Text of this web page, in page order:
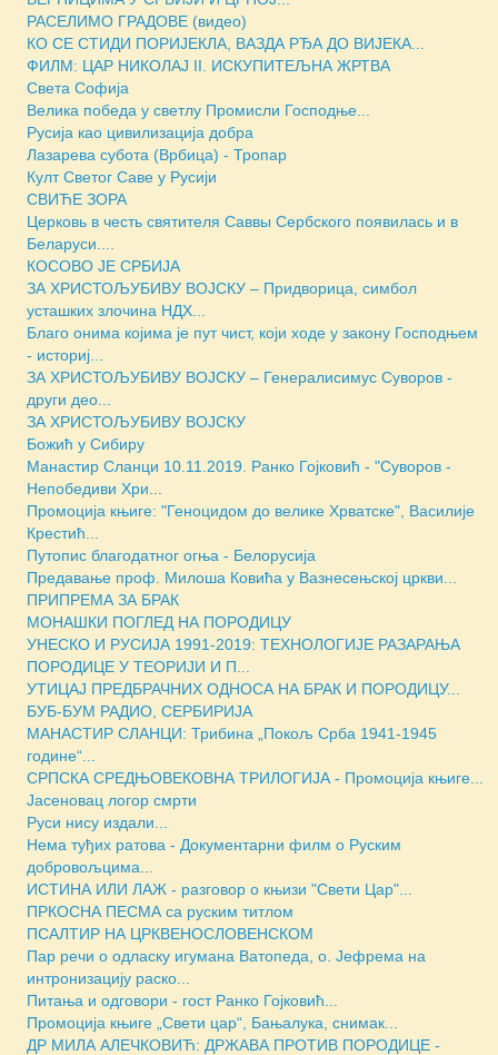
РАСЕЛИМО ГРАДОВЕ (видео)
КО СЕ СТИДИ ПОРИЈЕКЛА, ВАЗДА РЂА ДО ВИЈЕКА...
ФИЛМ: ЦАР НИКОЛАЈ II. ИСКУПИТЕЉНА ЖРТВА
Света Софиja
Велика победа у светлу Промисли Господње...
Русија као цивилизација добра
Лазарева субота (Врбица) - Тропар
Култ Светог Саве у Русији
СВИЋЕ ЗОРА
Церковь в честь святителя Саввы Сербского появилась и в
Беларуси....
КОСОВО ЈЕ СРБИЈА
ЗА ХРИСТОЉУБИВУ ВОЈСКУ – Придворица, симбол
усташких злочина НДХ...
Благо онима којима је пут чист, који ходе у закону Господњем
- историј...
ЗА ХРИСТОЉУБИВУ ВОЈСКУ – Генералисимус Суворов -
други део...
ЗА ХРИСТОЉУБИВУ ВОЈСКУ
Божић у Сибиру
Манастир Сланци 10.11.2019. Ранко Гојковић - "Суворов -
Непобедиви Хри...
Промоција књиге: "Геноцидом до велике Хрватске", Василије
Крестић...
Путопис благодатног огња - Белорусија
Предавање проф. Милоша Ковића у Вазнесењској цркви...
ПРИПРЕМА ЗА БРАК
МОНАШКИ ПОГЛЕД НА ПОРОДИЦУ
УНЕСКО И РУСИЈА 1991-2019: ТЕХНОЛОГИЈЕ РАЗАРАЊА
ПОРОДИЦЕ У ТЕОРИЈИ И П...
УТИЦАЈ ПРЕДБРАЧНИХ ОДНОСА НА БРАК И ПОРОДИЦУ...
БУБ-БУМ РАДИО, СЕРБИРИЈА
МАНАСТИР СЛАНЦИ: Трибина „Покољ Срба 1941-1945
године“...
СРПСКА СРЕДЊОВЕКОВНА ТРИЛОГИЈА - Промоција књиге...
Јасеновац логор смрти
Руси нису издали...
Нема туђих ратова - Документарни филм о Руским
добровољцима...
ИСТИНА ИЛИ ЛАЖ - разговор о књизи "Свети Цар"...
ПРКОСНА ПЕСМА са руским титлом
ПСАЛТИР НА ЦРКВЕНОСЛОВЕНСКОМ
Пар речи о одласку игумана Ватопеда, о. Јефрема на
интронизацију раско...
Питања и одговори - гост Ранко Гојковић...
Промоција књиге „Свети цар“, Бањалука, снимак...
ДР МИЛА АЛЕЧКОВИЋ: ДРЖАВА ПРОТИВ ПОРОДИЦЕ -